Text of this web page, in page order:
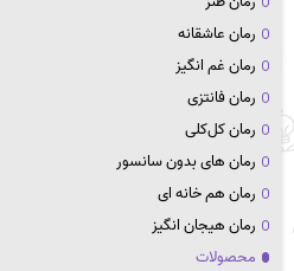
رمان عاشقانه
رمان غم انگیز
رمان فانتزی
رمان کل‌کلی
رمان های بدون سانسور
رمان هم خانه ای
رمان هیجان انگیز
محصولات